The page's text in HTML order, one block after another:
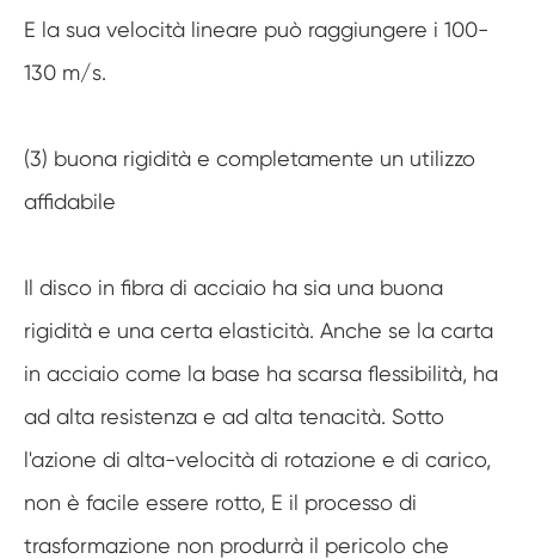
E la sua velocità lineare può raggiungere i 100-
130 m/s.
(3) buona rigidità e completamente un utilizzo
affidabile
Il disco in fibra di acciaio ha sia una buona
rigidità e una certa elasticità. Anche se la carta
in acciaio come la base ha scarsa flessibilità, ha
ad alta resistenza e ad alta tenacità. Sotto
l'azione di alta-velocità di rotazione e di carico,
non è facile essere rotto, E il processo di
trasformazione non produrrà il pericolo che